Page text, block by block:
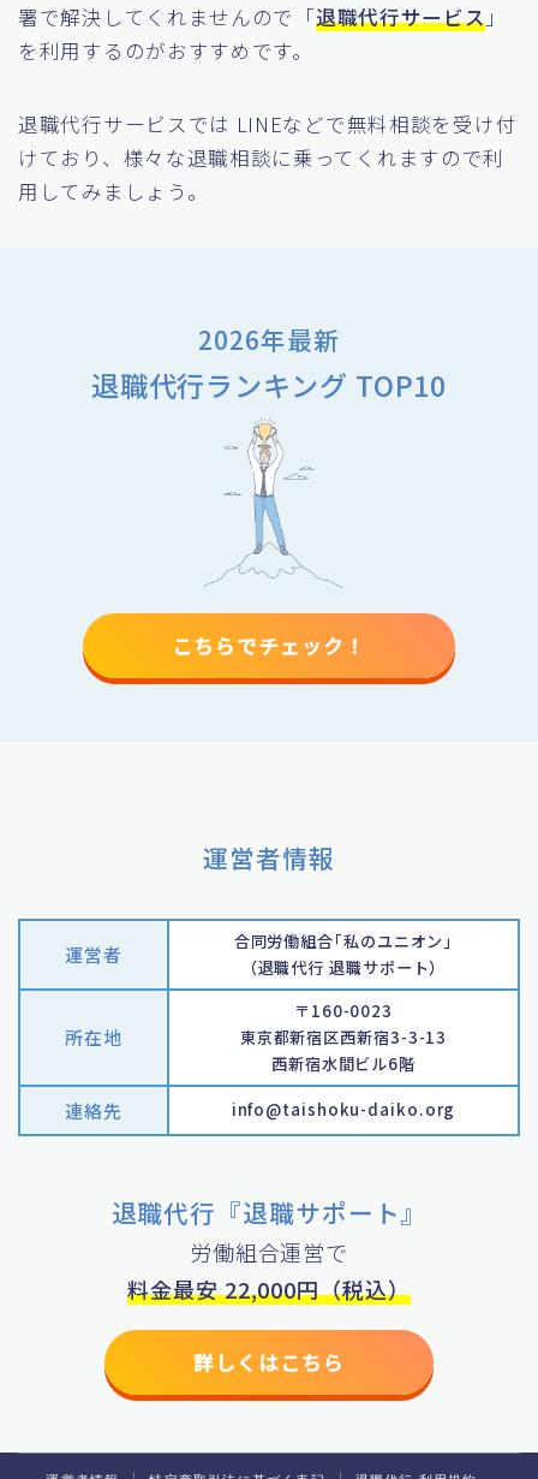
署で解決してくれませんので「退職代行サービス 」
を利用するのがおすすめです。
退職代行サービスでは LINEなどで無料相談を受け付
けており、様々な退職相談に乗ってくれますので利
用してみましょう。
2026年最新
退職代行ランキング TOP10
こちらでチェック！
運営者情報
運営者
合同労働組合｢私のユニオン｣
（退職代行 退職サポート）
所在地
〒160-0023
東京都新宿区西新宿3-3-13
西新宿水間ビル6階
連絡先 info@taishoku-daiko.org
退職代行『退職サポート』
労働組合運営で
料金最安 22,000円（税込）
詳しくはこちら